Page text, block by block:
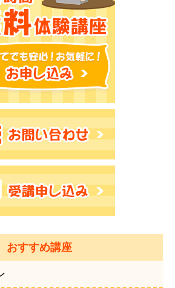
おすすめ講座